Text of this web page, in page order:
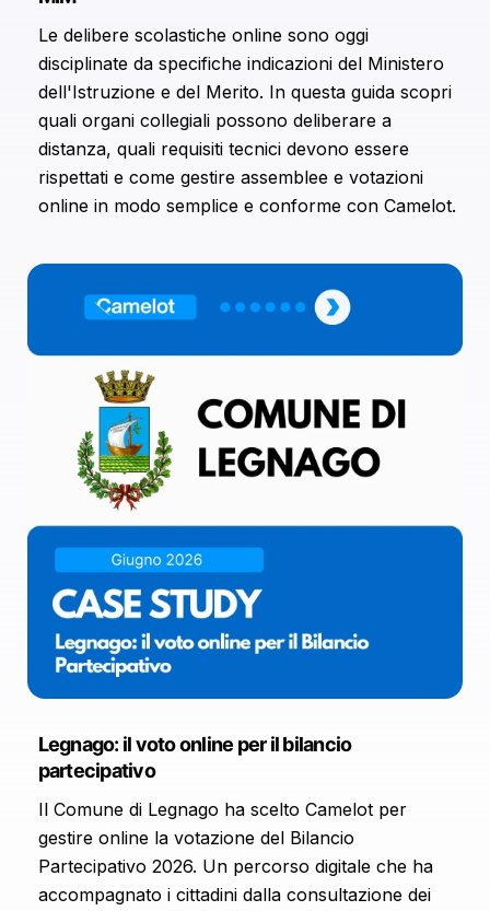
pubblicità e social media, i quali potrebbero
combinarle con altre informazioni che hai fornito loro o
che hanno raccolto dal tuo utilizzo dei loro servizi.
Le delibere scolastiche online sono oggi
disciplinate da specifiche indicazioni del Ministero
dell'Istruzione e del Merito. In questa guida scopri
quali organi collegiali possono deliberare a
distanza, quali requisiti tecnici devono essere
rispettati e come gestire assemblee e votazioni
online in modo semplice e conforme con Camelot.
Legnago: il voto online per il bilancio
partecipativo
Il Comune di Legnago ha scelto Camelot per
gestire online la votazione del Bilancio
Partecipativo 2026. Un percorso digitale che ha
accompagnato i cittadini dalla consultazione dei